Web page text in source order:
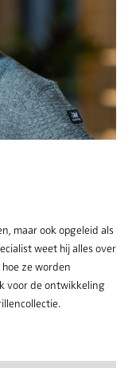
maar ook opgeleid als
weet hij alles over
ze worden
voor de ontwikkeling